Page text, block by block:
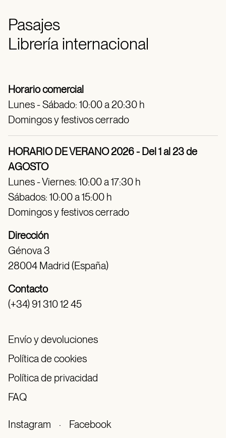
Pasajes
Librería internacional
Horario comercial
Lunes - Sábado: 10:00 a 20:30 h
Domingos y festivos cerrado
HORARIO DE VERANO 2026 - Del 1 al 23 de
AGOSTO
Lunes - Viernes: 10:00 a 17:30 h
Sábados: 10:00 a 15:00 h
Domingos y festivos cerrado
Dirección
Génova 3
28004 Madrid (España)
Contacto
(+34) 91 310 12 45
Envío y devoluciones
Política de cookies
Política de privacidad
FAQ
Instagram · Facebook